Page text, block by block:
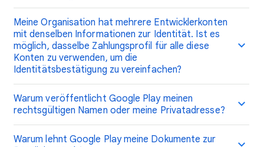
Meine Organisation hat mehrere Entwicklerkonten
mit denselben Informationen zur Identität. Ist es
möglich, dasselbe Zahlungsprofil für alle diese
Konten zu verwenden, um die
Identitätsbestätigung zu vereinfachen?
Warum veröffentlicht Google Play meinen
rechtsgültigen Namen oder meine Privatadresse?
Warum lehnt Google Play meine Dokumente zur